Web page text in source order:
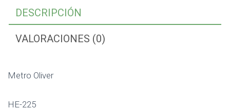
DESCRIPCIÓN
VALORACIONES (0)
Metro Oliver
HE-225